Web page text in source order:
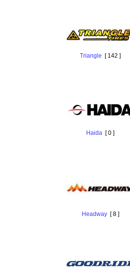
Triangle [ 142 ]
Haida [ 0 ]
Headway[ 8 ]